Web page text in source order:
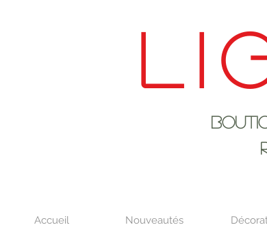
Boutique de
Accueil Nouveautés